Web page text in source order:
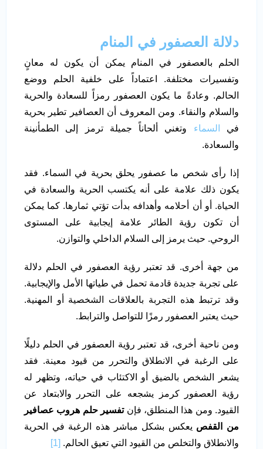
دلالة العصفور في المنام
الحلم بالعصفور في المنام يمكن أن يكون له معانٍ
وتفسيرات مختلفة. اعتماداً على خلفية الحلم ووضع
الحالم. وعادةً ما يكون العصفور رمزاً للسعادة والحرية
والسلام والنقاء. ومن المعروف أن العصافير تطير بحرية
في
السماء وتغني ألحاناً جميلة ترمز إلى الطمأنينة
والسعادة.
إذا رأى شخص ما عصفور يحلق بحرية في السماء. فقد
يكون ذلك علامة على أنه يكتسب الحرية والسعادة في
الحياة. أو أن أحلامه وأهدافه بدأت تؤتي ثمارها. كما يمكن
أن تكون رؤية الطائر علامة إيجابية على المستوى
الروحي. حيث يرمز إلى السلام الداخلي والتوازن.
من جهة أخرى. قد تعتبر رؤية العصفور في الحلم دلالة
على تجربة جديدة قادمة تحمل في طياتها الأمل والإيجابية.
وقد ترتبط هذه التجربة بالعلاقات الشخصية أو المهنية.
حيث يعتبر العصفور رمزًا للتواصل والترابط.
ومن ناحية أخرى، قد تعتبر رؤية العصفور في الحلم دليلًا
على الرغبة في الانطلاق والتحرر من قيود معينة. فقد
يشعر الشخص بالضيق أو الاكتئاب في حياته، وتظهر له
رؤية العصفور كرمز يشجعه على التحرر والابتعاد عن
القيود. ومن هذا المنطلق، فإنتفسير حلم هروب عصافير
من القفص يعكس بشكل مباشر هذه الرغبة في الحرية
والانطلاق والتخلص من القيود التي تعيق الحالم. [1]